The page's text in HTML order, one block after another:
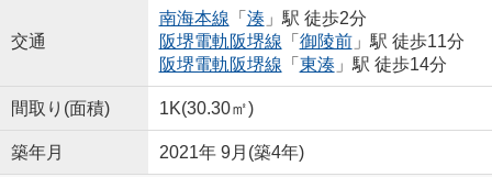
交通
南海本線 「 湊 」駅 徒歩2分
阪堺電軌阪堺線 「 御陵前」駅 徒歩11分
阪堺電軌阪堺線 「 東湊 」駅 徒歩14分
間取り(面積) 1K(30.30㎡)
築年月 2021年 9月(築4年)